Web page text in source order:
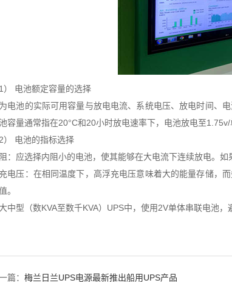
1） 电池额定容量的选择
电池的实际可用容量与放电电流、系统电压、放电时间、
容量通常指在20°C和20小时放电速率下，电池放电至1.75v/
2） 电池的指标选择
：应选择内阻小的电池，使其能够在大电流下连续放电。
电压：在相同温度下，高浮充电压意味着大的能量存储，
。
中型（数KVA至数千KVA）UPS中，使用2V单体串联电池，
篇： 梅兰日兰UPS电源最新推出船用UPS产品